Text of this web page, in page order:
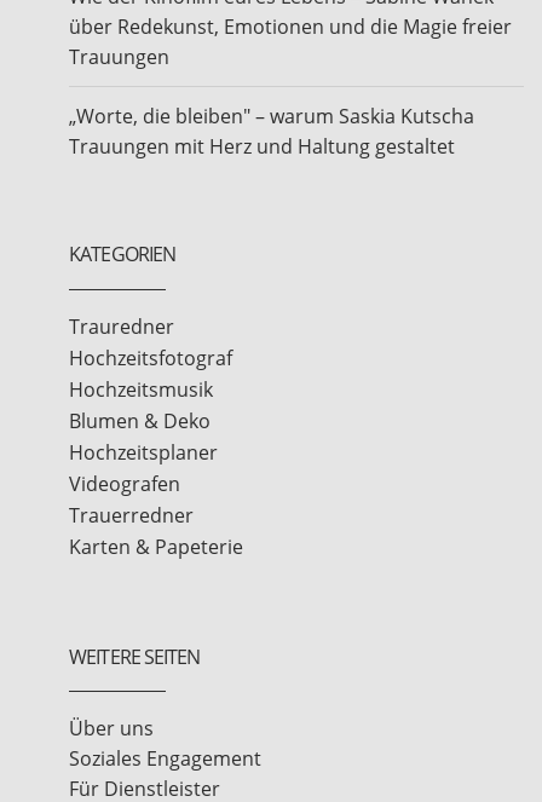
über Redekunst, Emotionen und die Magie freier
Trauungen
„Worte, die bleiben" – warum Saskia Kutscha
Trauungen mit Herz und Haltung gestaltet
KATEGORIEN
Trauredner
Hochzeitsfotograf
Hochzeitsmusik
Blumen & Deko
Hochzeitsplaner
Videografen
Trauerredner
Karten & Papeterie
WEITERE SEITEN
Über uns
Soziales Engagement
Für Dienstleister